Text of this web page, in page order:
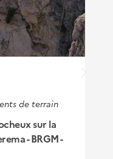
de terrain
sur la
- BRGM -